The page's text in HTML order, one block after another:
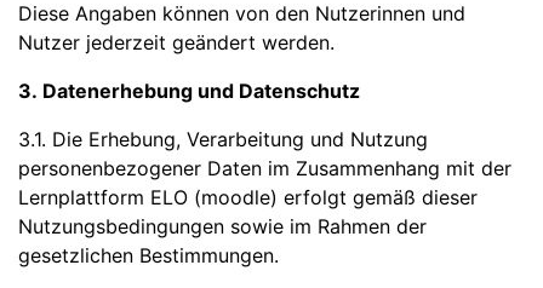
Diese Angaben können von den Nutzerinnen und
Nutzer jederzeit geändert werden.
3. Datenerhebung und Datenschutz
3.1. Die Erhebung, Verarbeitung und Nutzung
personenbezogener Daten im Zusammenhang mit der
Lernplattform ELO (moodle) erfolgt gemäß dieser
Nutzungsbedingungen sowie im Rahmen der
gesetzlichen Bestimmungen.